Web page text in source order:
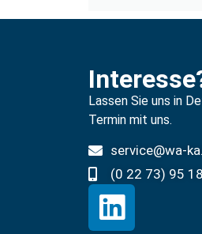
Lassen Sie uns in
Termin mit uns.
service@wa-
(0 22 73) 95